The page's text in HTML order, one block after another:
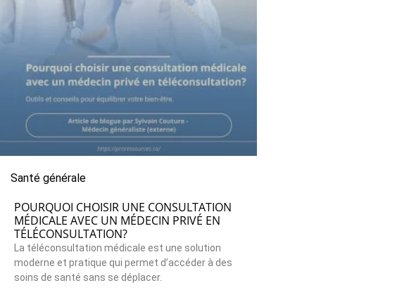
Santé générale
POURQUOI CHOISIR UNE CONSULTATION
MÉDICALE AVEC UN MÉDECIN PRIVÉ EN
TÉLÉCONSULTATION?
La téléconsultation médicale est une solution
moderne et pratique qui permet d’accéder à des
soins de santé sans se déplacer.